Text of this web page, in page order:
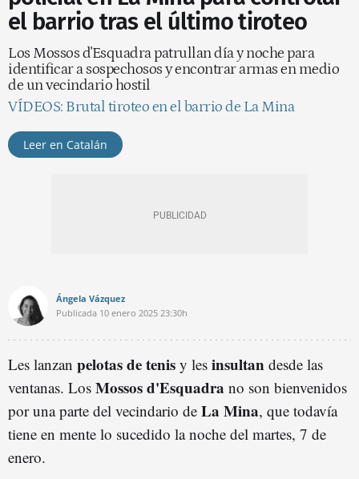
el barrio tras el último tiroteo
Los Mossos d'Esquadra patrullan día y noche para
identificar a sospechosos y encontrar armas en medio
de un vecindario hostil
VÍDEOS: Brutal tiroteo en el barrio de La Mina
Leer en Catalán
Ángela Vázquez
Publicada 10 enero 2025 23:30h
Les lanzan pelotas de tenis y les insultan desde las
ventanas. Los Mossos d'Esquadra no son bienvenidos
por una parte del vecindario de La Mina, que todavía
tiene en mente lo sucedido la noche del martes, 7 de
enero.